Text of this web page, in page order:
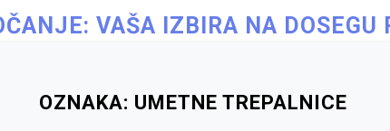
VAŠA IZBIRA NA DOSEGU
OZNAKA: UMETNE TREPALNICE